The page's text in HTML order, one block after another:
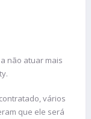
não atuar mais
vários
que ele será